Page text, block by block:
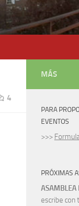
4
MÁS
PARA
EVENTOS
>>>
PRÓXIMAS
ASAMBLEA
escribe con